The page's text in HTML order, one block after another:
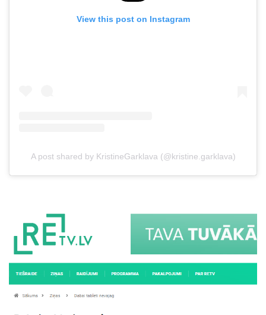
View this post on Instagram
A post shared by KristineGarklava (@kristine.garklava)